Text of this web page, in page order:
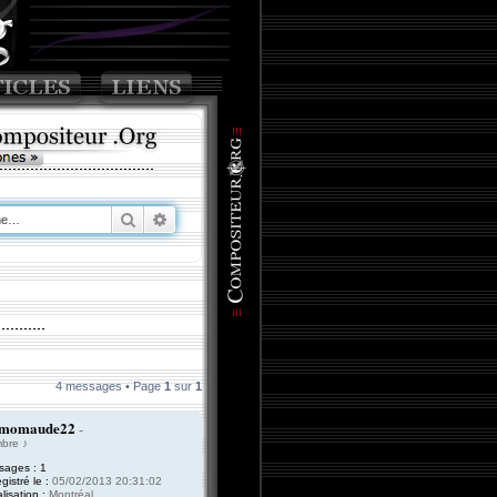
RechercherRecherche avancée
4 messages • Page1sur1
-
♪
: 1
le : 05/02/2013 20:31:02
: Montréal